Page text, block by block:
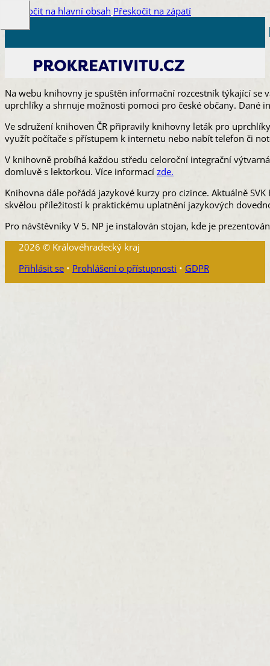
Přeskočit na hlavní obsah Přeskočit na zápatí
Na webu knihovny je spuštěn informační rozcestník týkající
uprchlíky a shrnuje možnosti pomoci pro české občany. Dané
Ve sdružení knihoven ČR připravily knihovny leták pro
využít počítače s přístupem k internetu nebo nabít telefon či
​V knihovně probíhá každou středu celoroční integrační
domluvě s lektorkou. Více informací zde.
Knihovna dále pořádá jazykové kurzy pro cizince. Aktuálně
skvělou příležitostí k praktickému uplatnění jazykových
Pro návštěvníky V 5. NP je instalován stojan, kde je
2026 © Královéhradecký kraj
Přihlásit se• Prohlášení o přístupnosti • GDPR